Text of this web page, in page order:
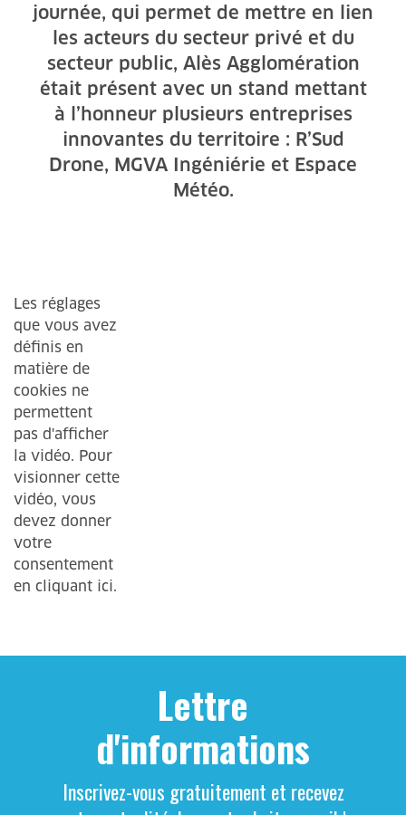
journée, qui permet de mettre en lien
les acteurs du secteur privé et du
secteur public, Alès Agglomération
était présent avec un stand mettant
à l’honneur plusieurs entreprises
innovantes du territoire : R’Sud
Drone, MGVA Ingéniérie et Espace
Météo.
Lettre
d'informations
Inscrivez-vous gratuitement et recevez